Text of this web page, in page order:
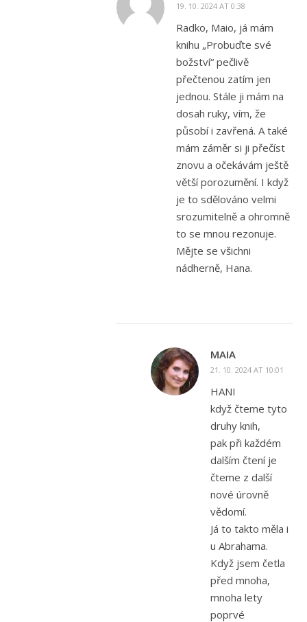
19. 10. 2024 AT 0:38
Radko, Maio, já mám
knihu „Probuďte své
božství“ pečlivě
přečtenou zatím jen
jednou. Stále ji mám na
dosah ruky, vím, že
působí i zavřená. A také
mám záměr si ji přečíst
znovu a očekávám ještě
větší porozumění. I když
je to sdělováno velmi
srozumitelně a ohromně
to se mnou rezonuje.
Mějte se všichni
nádherně, Hana.
MAIA
21. 10. 2024 AT 10:01
HANI
když čteme tyto
druhy knih,
pak při každém
dalším čtení je
čteme z další
nové úrovně
vědomí.
Já to takto měla i
u Abrahama.
Když jsem četla
před mnoha,
mnoha lety
poprvé